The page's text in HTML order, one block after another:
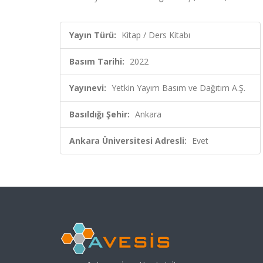
Yayın Türü: Kitap / Ders Kitabı
Basım Tarihi: 2022
Yayınevi: Yetkin Yayım Basım ve Dağıtım A.Ş.
Basıldığı Şehir: Ankara
Ankara Üniversitesi Adresli: Evet